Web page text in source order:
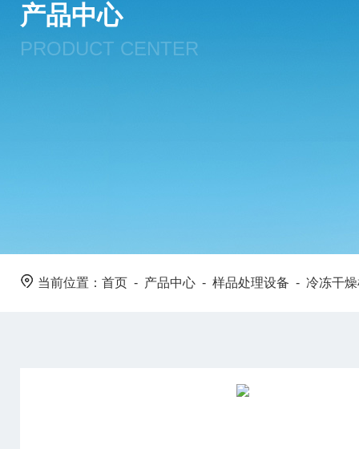
产品中心
PRODUCT CENTER
当前位置： 首页 - 产品中心 - 样品处理设备 - 冷冻干